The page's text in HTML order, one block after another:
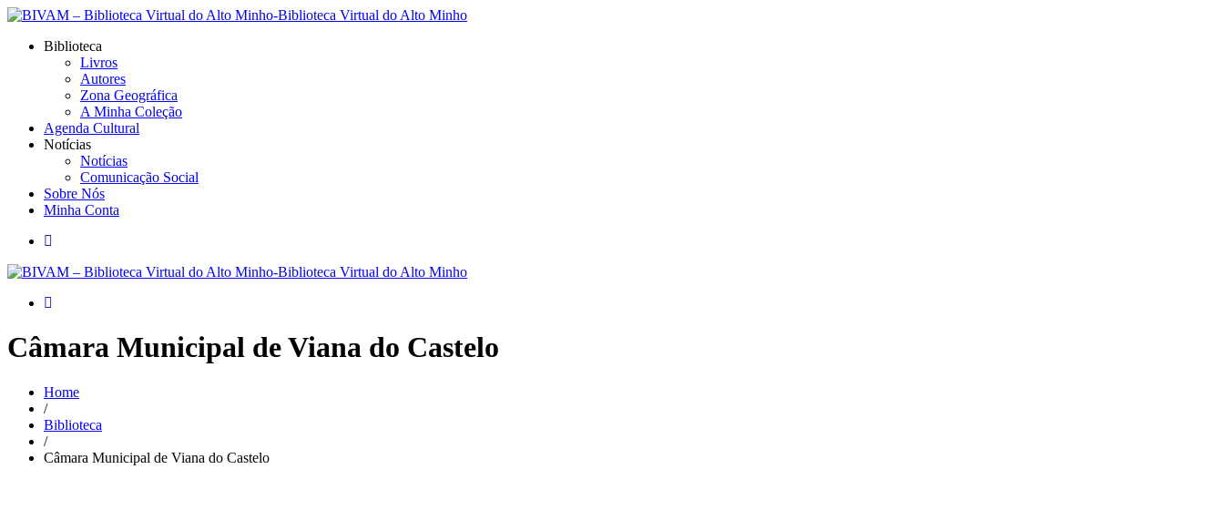
Biblioteca
Livros
Autores
Zona Geográfica
A Minha Coleção
Agenda Cultural
Notícias
Notícias
Comunicação Social
Sobre Nós
Minha Conta
Câmara Municipal de Viana do Castelo
Home
/
Biblioteca
/
Câmara Municipal de Viana do Castelo